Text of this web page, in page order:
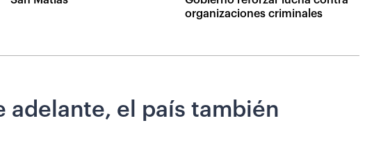
organizaciones criminales
adelante, el país también